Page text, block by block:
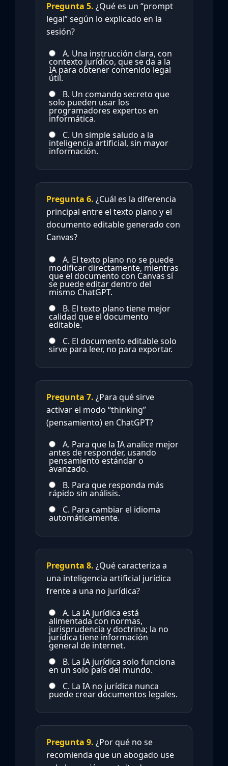
Pregunta 5. ¿Qué es un “prompt
legal” según lo explicado en la
sesión?
A. Una instrucción clara, con
contexto jurídico, que se da a la
IA para obtener contenido legal
útil.
B. Un comando secreto que
solo pueden usar los
programadores expertos en
informática.
C. Un simple saludo a la
inteligencia artificial, sin mayor
información.
Pregunta 6. ¿Cuál es la diferencia
principal entre el texto plano y el
documento editable generado con
Canvas?
A. El texto plano no se puede
modificar directamente, mientras
que el documento con Canvas sí
se puede editar dentro del
mismo ChatGPT.
B. El texto plano tiene mejor
calidad que el documento
editable.
C. El documento editable solo
sirve para leer, no para exportar.
Pregunta 7. ¿Para qué sirve
activar el modo “thinking”
(pensamiento) en ChatGPT?
A. Para que la IA analice mejor
antes de responder, usando
pensamiento estándar o
avanzado.
B. Para que responda más
rápido sin análisis.
C. Para cambiar el idioma
automáticamente.
Pregunta 8. ¿Qué caracteriza a
una inteligencia artificial jurídica
frente a una no jurídica?
A. La IA jurídica está
alimentada con normas,
jurisprudencia y doctrina; la no
jurídica tiene información
general de internet.
B. La IA jurídica solo funciona
en un solo país del mundo.
C. La IA no jurídica nunca
puede crear documentos legales.
Pregunta 9. ¿Por qué no se
recomienda que un abogado use